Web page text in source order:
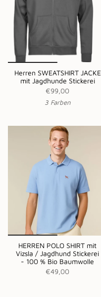
Herren SWEATSHIRT JACKE
mit Jagdhunde Stickerei
€99,00
3 Farben
HERREN POLO SHIRT mit
Vizsla / Jagdhund Stickerei
- 100 % Bio Baumwolle
€49,00